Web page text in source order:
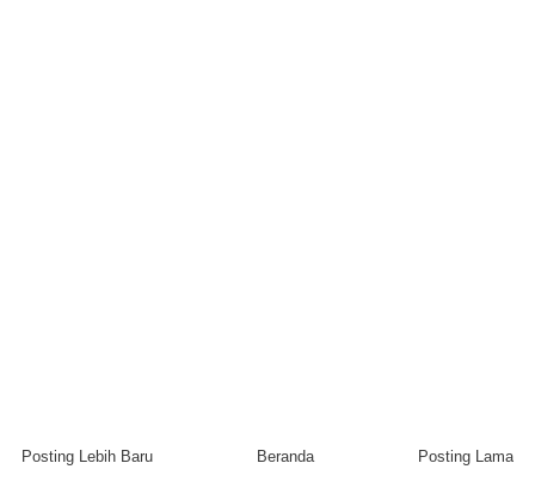
Posting Lebih Baru Posting Lama
Beranda